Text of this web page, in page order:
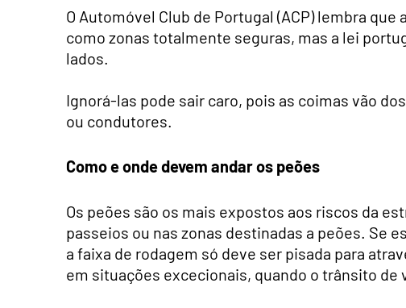
O Automóvel Club de Portugal (ACP) lembra
como zonas totalmente seguras, mas a lei
lados.
Ignorá-las pode sair caro, pois as coimas vão
ou condutores.
Como e onde devem andar os peões
Os peões são os mais expostos aos riscos da
passeios ou nas zonas destinadas a peões. Se
a faixa de rodagem só deve ser pisada para
em situações excecionais, quando o trânsito de